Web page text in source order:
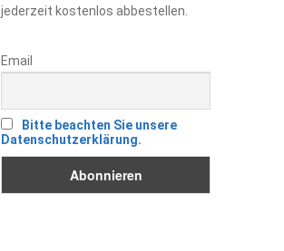
jederzeit kostenlos abbestellen.
Email
Bitte beachten Sie unsere
Datenschutzerklärung.